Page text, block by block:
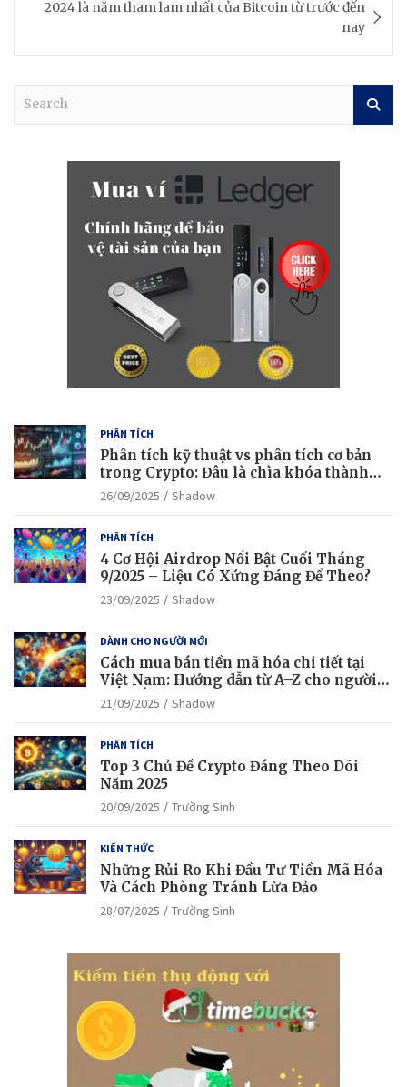
2024 là năm tham lam nhất của Bitcoin từ trước đến
nay
PHÂN TÍCH
Phân tích kỹ thuật vs phân tích cơ bản
trong Crypto: Đâu là chìa khóa thành
công?
26/09/2025 Shadow
PHÂN TÍCH
4 Cơ Hội Airdrop Nổi Bật Cuối Tháng
9/2025 – Liệu Có Xứng Đáng Để Theo?
23/09/2025 Shadow
DÀNH CHO NGƯỜI MỚI
Cách mua bán tiền mã hóa chi tiết tại
Việt Nam: Hướng dẫn từ A–Z cho người
mới bắt đầu
21/09/2025 Shadow
PHÂN TÍCH
Top 3 Chủ Đề Crypto Đáng Theo Dõi
Năm 2025
20/09/2025 Trường Sinh
KIẾN THỨC
Những Rủi Ro Khi Đầu Tư Tiền Mã Hóa
Và Cách Phòng Tránh Lừa Đảo
28/07/2025 Trường Sinh